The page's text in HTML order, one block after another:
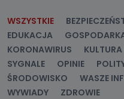
WSZYSTKIE
EDUKACJA
KORONAWIRUS
SYGNALE
OPINIE
ŚRODOWISKO
WASZE
WYWIADY
ZDROWIE